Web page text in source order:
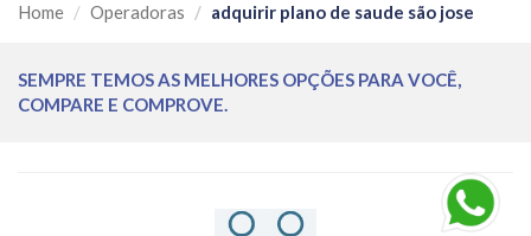
Home Operadoras adquirir plano de saude são jose
SEMPRE TEMOS AS MELHORES OPÇÕES PARA VOCÊ,
COMPARE E COMPROVE.